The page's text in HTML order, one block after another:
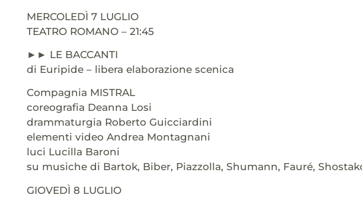
MERCOLEDÌ 7 LUGLIO
TEATRO ROMANO – 21:45
►► LE BACCANTI
di Euripide – libera elaborazione scenica
Compagnia MISTRAL
coreografia Deanna Losi
drammaturgia Roberto Guicciardini
elementi video Andrea Montagnani
luci Lucilla Baroni
su musiche di Bartok, Biber, Piazzolla, Shumann, Fauré,
GIOVEDÌ 8 LUGLIO